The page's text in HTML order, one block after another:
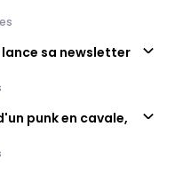
sa newsletter